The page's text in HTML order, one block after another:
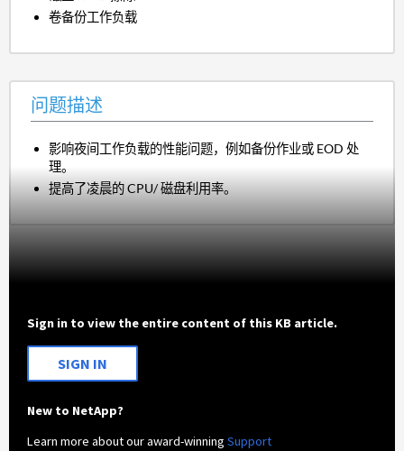
卷备份工作负载
问题描述
影响夜间工作负载的性能问题，例如备份作业或 EOD 处
理。
提高了凌晨的 CPU/ 磁盘利用率。
Sign in to view the entire content of this KB article.
SIGN IN
New to NetApp?
Learn more about our award-winningSupport